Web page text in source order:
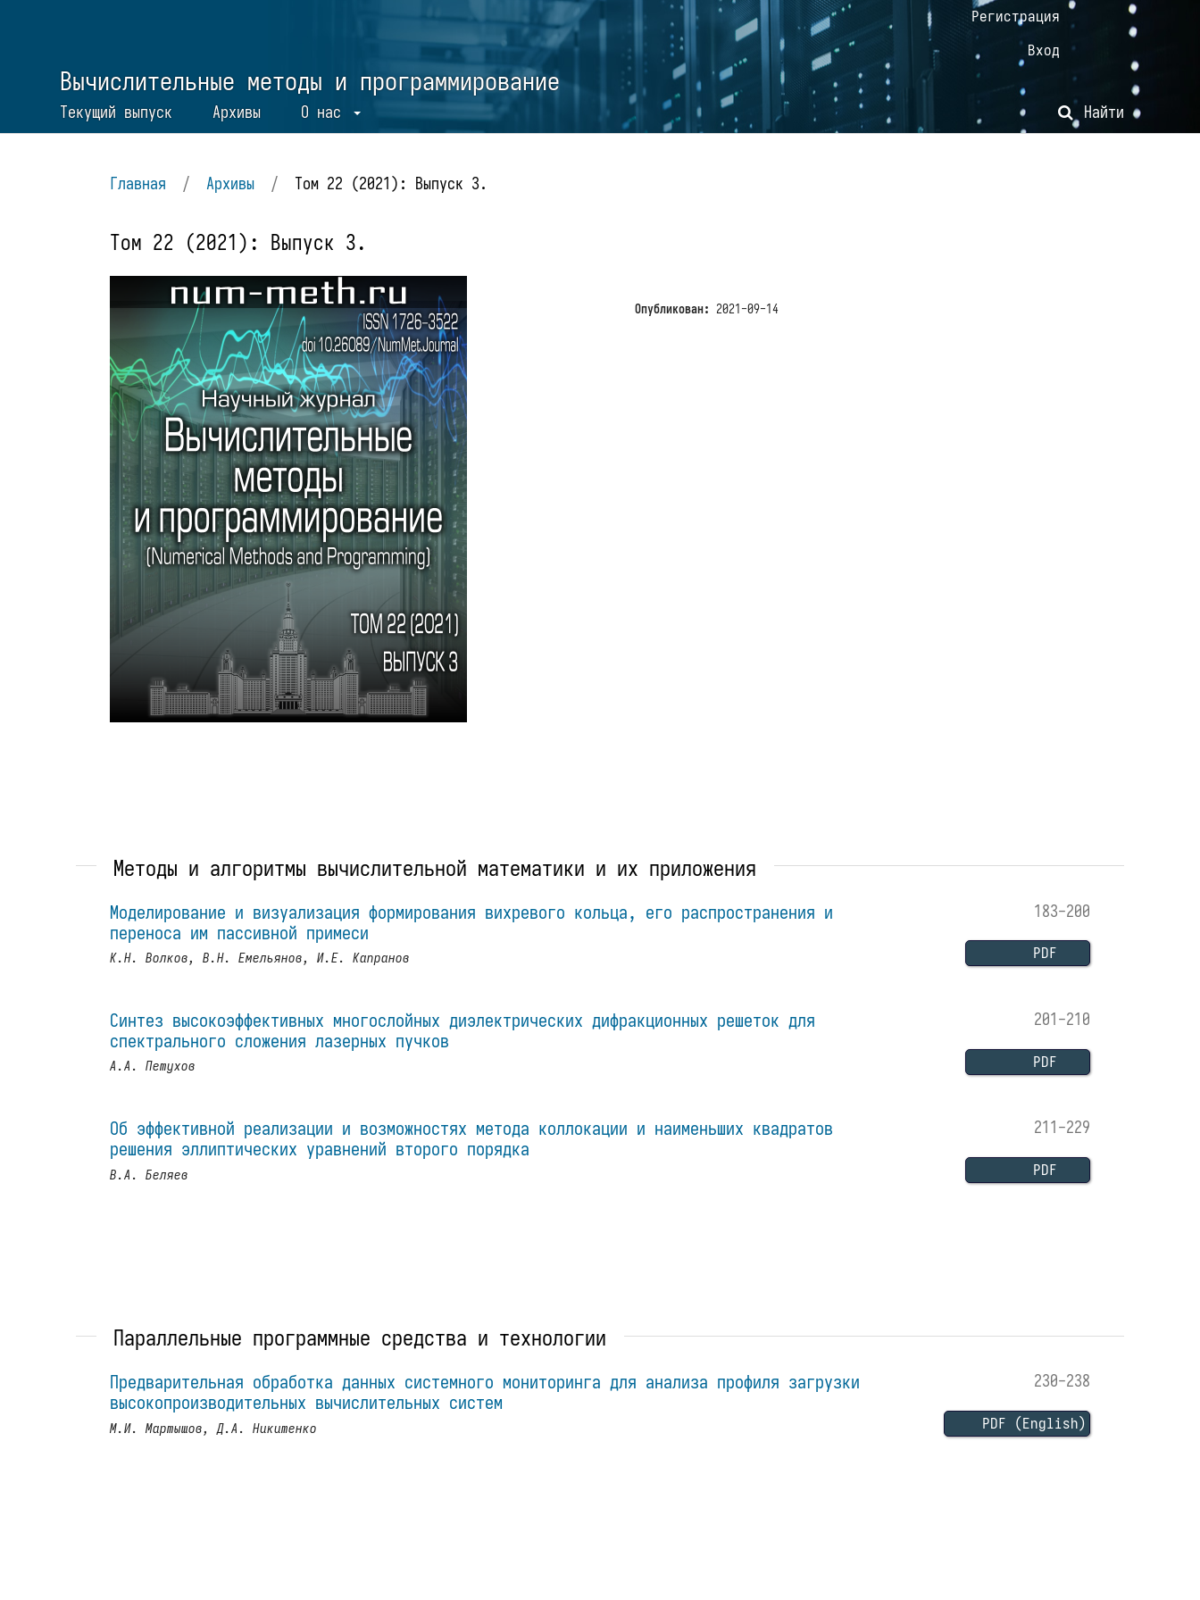
Вычислительные методы и программирование
Текущий выпуск Архивы О нас Найти
Регистрация
Вход
Главная / Архивы / Том 22 (2021): Выпуск 3.
Том 22 (2021): Выпуск 3.
Опубликован: 2021-09-14
Методы и алгоритмы вычислительной математики и их приложения
183-200
PDF
Моделирование и визуализация формирования вихревого кольца, его распространения и
переноса им пассивной примеси
К.Н. Волков, В.Н. Емельянов, И.Е. Капранов
201-210
PDF
Синтез высокоэффективных многослойных диэлектрических дифракционных решеток для
спектрального сложения лазерных пучков
А.А. Петухов
211-229
PDF
Об эффективной реализации и возможностях метода коллокации и наименьших квадратов
решения эллиптических уравнений второго порядка
В.А. Беляев
Параллельные программные средства и технологии
230-238
PDF (English)
Предварительная обработка данных системного мониторинга для анализа профиля загрузки
высокопроизводительных вычислительных систем
М.И. Мартышов, Д.А. Никитенко